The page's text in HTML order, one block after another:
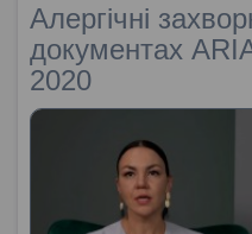
Алергічні
документах
2020